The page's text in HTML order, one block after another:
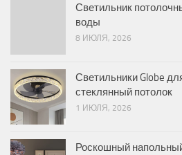
Светильник
воды
8 ИЮЛЯ, 2026
Светильники Globe
стеклянный потолок
1 ИЮЛЯ, 2026
Роскошный